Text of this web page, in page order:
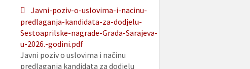
Javni-poziv-o-uslovima-i-nacinu-
predlaganja-kandidata-za-dodjelu-
Sestoaprilske-nagrade-Grada-Sarajeva-
u-2026.-godini.pdf
Javni poziv o uslovima i načinu
predlaganja kandidata za dodjelu